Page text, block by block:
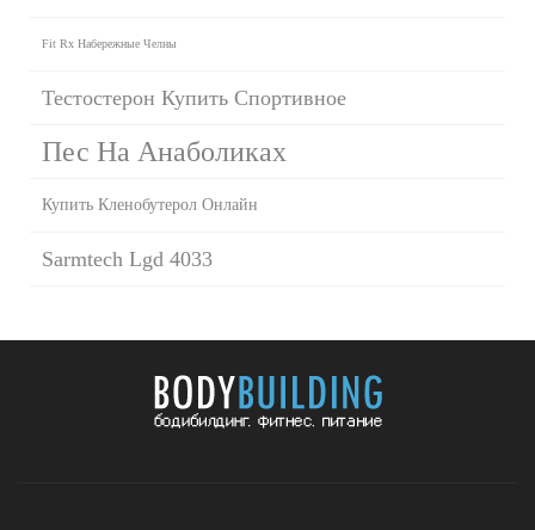
Fit Rx Набережные Челны
Тестостерон Купить Спортивное
Пес На Анаболиках
Купить Кленобутерол Онлайн
Sarmtech Lgd 4033